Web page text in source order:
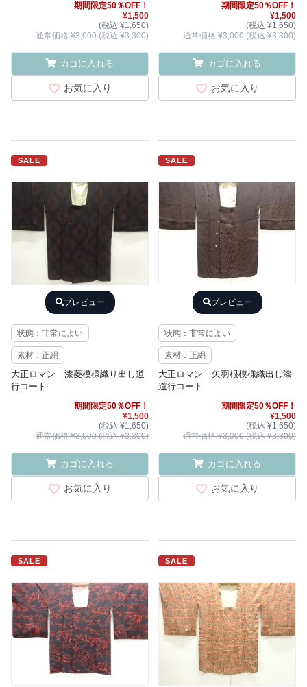
期間限定50％OFF！
¥1,500
(税込 ¥1,650)
通常価格 ¥3,000 (税込 ¥3,300)
カゴに入れる
お気に入り
期間限定50％OFF！
¥1,500
(税込 ¥1,650)
通常価格 ¥3,000 (税込 ¥3,300)
カゴに入れる
お気に入り
SALE
プレビュー
状態：非常によい
素材：正絹
大正ロマン 漆菱模様織り出し道
行コート
期間限定50％OFF！
¥1,500
(税込 ¥1,650)
通常価格 ¥3,000 (税込 ¥3,300)
カゴに入れる
お気に入り
SALE
プレビュー
状態：非常によい
素材：正絹
大正ロマン 矢羽根模様織出し漆
道行コート
期間限定50％OFF！
¥1,500
(税込 ¥1,650)
通常価格 ¥3,000 (税込 ¥3,300)
カゴに入れる
お気に入り
SALE SALE